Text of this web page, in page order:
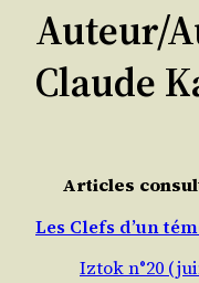
Auteur/
Claude
Articles
Les Clefs d’un
Iztok n°20